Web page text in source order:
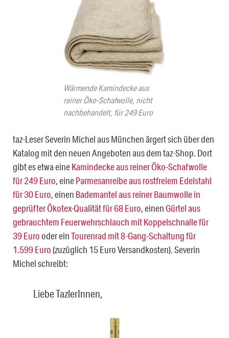
Wärmende Kamindecke aus
reiner Öko-Schafwolle, nicht
nachbehandelt, für 249 Euro
taz-Leser Severin Michel aus München ärgert sich über den
Katalog mit den neuen Angeboten aus dem taz-Shop. Dort
gibt es etwa eineKamindecke aus reiner Öko-Schafwolle
für 249 Euro, eineParmesanreibe aus rostfreiem Edelstahl
für 30 Euro, einen Bademantel aus reiner Baumwolle in
geprüfter Ökotex-Qualität für 68 Euro, einenGürtel aus
gebrauchtem Feuerwehrschlauch mit Koppelschnalle für
39 Eurooder einTourenrad mit 8-Gang-Schaltung für
1.599 Euro(zuzüglich 15 Euro Versandkosten). Severin
Michel schreibt:
Liebe TazlerInnen,